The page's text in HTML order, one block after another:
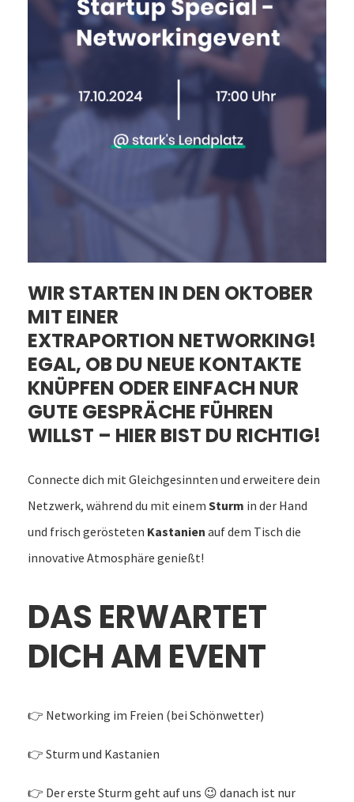
WIR STARTEN IN DEN OKTOBER
MIT EINER
EXTRAPORTION NETWORKING!
EGAL, OB DU NEUE KONTAKTE
KNÜPFEN ODER EINFACH NUR
GUTE GESPRÄCHE FÜHREN
WILLST – HIER BIST DU RICHTIG!
Connecte dich mit Gleichgesinnten und erweitere dein
Netzwerk, während du mit einem Sturm in der Hand
und frisch gerösteten Kastanien auf dem Tisch die
innovative Atmosphäre genießt!
DAS ERWARTET
DICH AM EVENT
👉 Networking im Freien (bei Schönwetter)
👉 Sturm und Kastanien
👉 Der erste Sturm geht auf uns 😉 danach ist nur